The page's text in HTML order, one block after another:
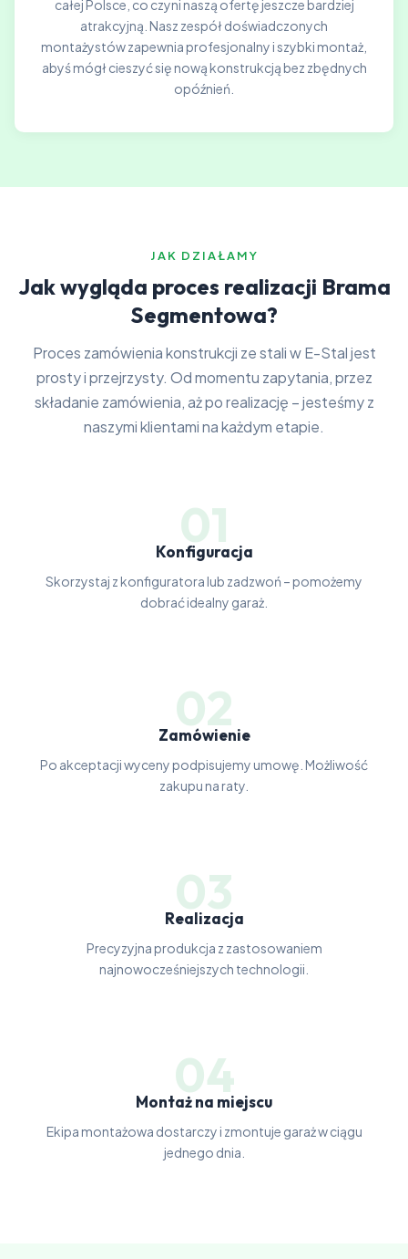
całej Polsce, co czyni naszą ofertę jeszcze bardziej
atrakcyjną. Nasz zespół doświadczonych
montażystów zapewnia profesjonalny i szybki montaż,
abyś mógł cieszyć się nową konstrukcją bez zbędnych
opóźnień.
JAK DZIAŁAMY
Jak wygląda proces realizacji Brama
Segmentowa?
Proces zamówienia konstrukcji ze stali w E-Stal jest
prosty i przejrzysty. Od momentu zapytania, przez
składanie zamówienia, aż po realizację – jesteśmy z
naszymi klientami na każdym etapie.
01
Konfiguracja
Skorzystaj z konfiguratora lub zadzwoń – pomożemy
dobrać idealny garaż.
02
Zamówienie
Po akceptacji wyceny podpisujemy umowę. Możliwość
zakupu na raty.
03
Realizacja
Precyzyjna produkcja z zastosowaniem
najnowocześniejszych technologii.
04
Montaż na miejscu
Ekipa montażowa dostarczy i zmontuje garaż w ciągu
jednego dnia.